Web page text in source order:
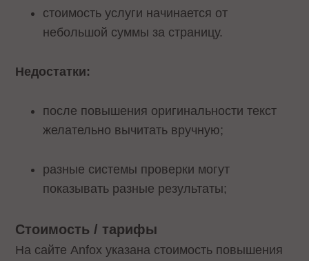
стоимость услуги начинается от
небольшой суммы за страницу.
Недостатки:
после повышения оригинальности текст
желательно вычитать вручную;
разные системы проверки могут
показывать разные результаты;
Стоимость / тарифы
На сайте Anfox указана стоимость повышения